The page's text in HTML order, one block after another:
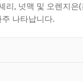
리, 넛맥 및 오렌지은
나타납니다.